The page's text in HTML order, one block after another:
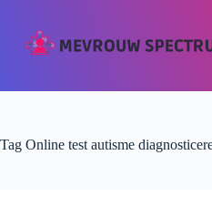
Tag Online test autisme